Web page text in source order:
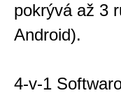
pokrývá až 3
Android).
4-v-1